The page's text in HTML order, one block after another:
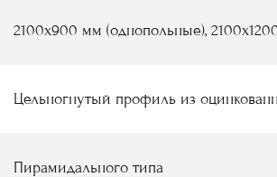
2100х900 мм (однопольные),
Цельногнутый профиль из
Пирамидального типа